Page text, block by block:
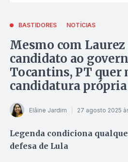
BASTIDORES NOTÍCIAS
Mesmo com
candidato ao
Tocantins, PT quer
candidatura própria
Elâine Jardim 27 agosto 2025
Legenda condiciona
defesa de Lula